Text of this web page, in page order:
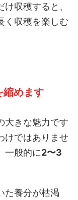
収穫すると、
く収穫を楽しむ
縮めます
大きな魅力です
けではありませ
一般的に2〜3
た養分が枯渇